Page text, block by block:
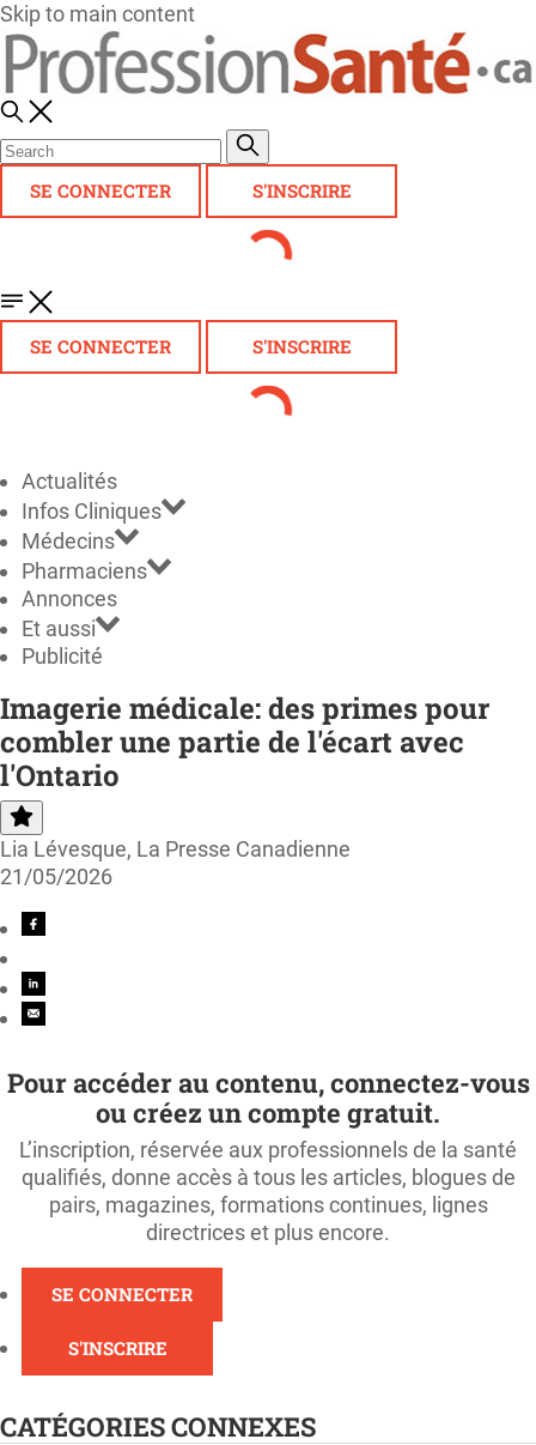
Skip to main content
SE CONNECTER S'INSCRIRE
SE CONNECTER S'INSCRIRE
Actualités
Infos Cliniques
Médecins
Pharmaciens
Annonces
Et aussi
Publicité
Imagerie médicale: des primes pour
combler une partie de l'écart avec
l'Ontario
Lia Lévesque, La Presse Canadienne
21/05/2026
Pour accéder au contenu, connectez-vous
ou créez un compte gratuit.
L’inscription, réservée aux professionnels de la santé
qualifiés, donne accès à tous les articles, blogues de
pairs, magazines, formations continues, lignes
directrices et plus encore.
SE CONNECTER
S'INSCRIRE
CATÉGORIES CONNEXES